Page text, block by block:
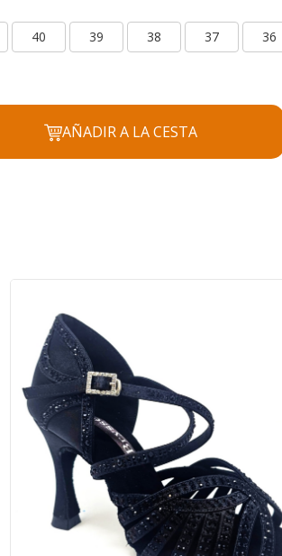
40 39 38 37 36
AÑADIR A LA CESTA